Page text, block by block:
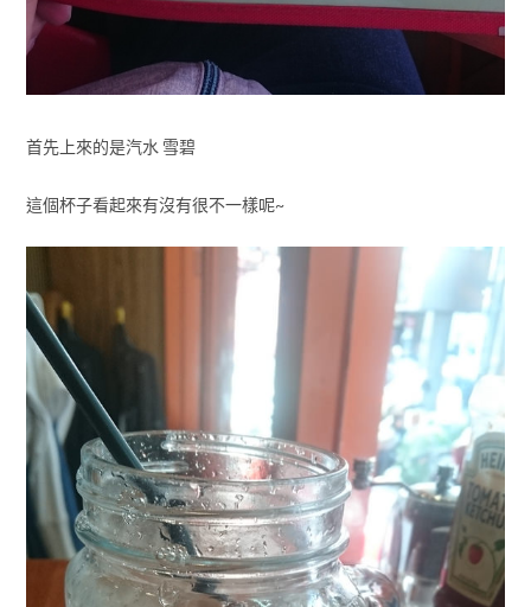
首先上來的是汽水 雪碧
這個杯子看起來有沒有很不一樣呢~